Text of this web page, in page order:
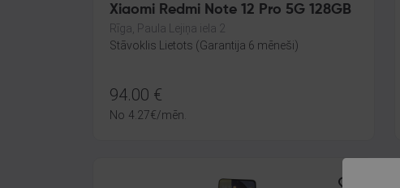
Xiaomi Redmi Note 12 Pro 5G 128GB
Rīga, Paula Lejiņa iela 2
Stāvoklis Lietots (Garantija 6 mēneši)
94.00 €
No 4.27€/mēn.